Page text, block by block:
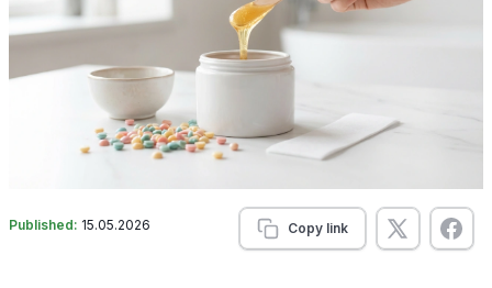
Published: 15.05.2026 Copy link